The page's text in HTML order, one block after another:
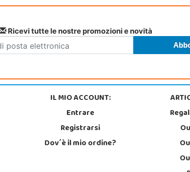
Ricevi tutte le nostre promozioni e novità
IL MIO ACCOUNT:
Entrare
Registrarsi
Dov´è il mio ordine?